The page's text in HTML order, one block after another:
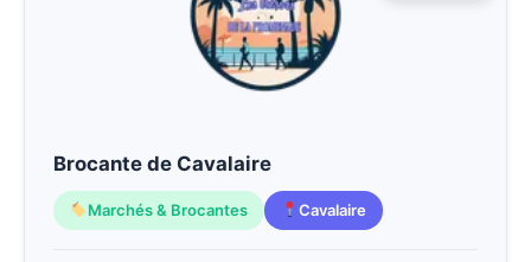
Brocante de Cavalaire
Marchés & Brocantes Cavalaire